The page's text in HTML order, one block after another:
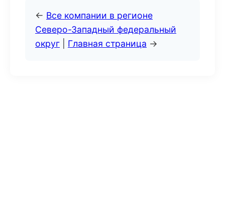
← Все компании в регионе
Северо-Западный федеральный
округ
Главная страница →